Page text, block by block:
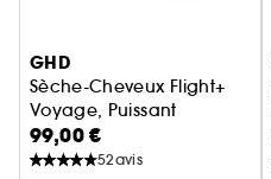
GHD
Sèche-Cheveux Flight+
Voyage, Puissant
99,00 €
52avis